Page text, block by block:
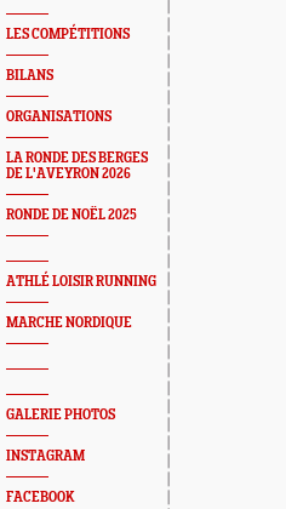
LES COMPÉTITIONS
BILANS
ORGANISATIONS
LA RONDE DES BERGES
DE L'AVEYRON 2026
RONDE DE NOËL 2025
ATHLÉ LOISIR RUNNING
MARCHE NORDIQUE
GALERIE PHOTOS
INSTAGRAM
FACEBOOK